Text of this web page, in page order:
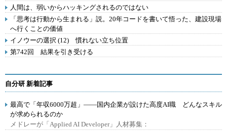
人間は、弱いからハッキングされるのではない
「思考は行動から生まれる」説。20年コードを書いて悟った、建設現場
へ行くことの価値
イノウーの選択 (12) 慣れない立ち位置
第742回 結果を引き受ける
自分研 新着記事
最高で「年収6000万超」――国内企業が設けた高度AI職 どんなスキル
が求められるのか
メドレーが「Applied AI Developer」人材募集：